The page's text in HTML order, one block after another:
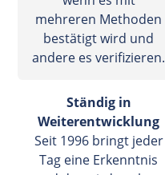
mehreren Methoden
bestätigt wird und
andere es verifizieren.
Ständig in
Weiterentwicklung
Seit 1996 bringt jeder
Tag eine Erkenntnis